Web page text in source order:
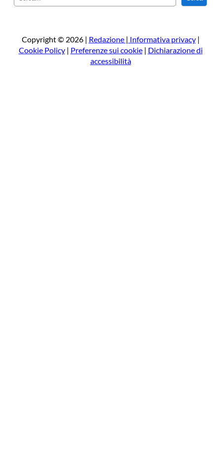
e
a
Copyright © 2026 | Redazione | Informativa privacy|
Cookie Policy| Preferenze sui cookie| Dichiarazione di
accessibilità